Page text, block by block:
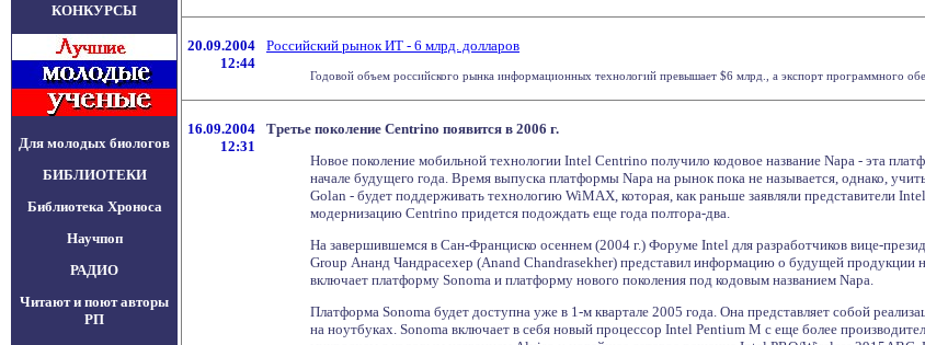
КОНКУРСЫ
Для молодых биологов
БИБЛИОТЕКИ
Библиотека Хроноса
Научпоп
РАДИО
Читают и поют авторы
РП
20.09.2004
12:44
Российский рынок ИТ - 6 млрд. долларов
Годовой объем российского рынка информационных технологий превышает $6 млрд., а экспорт программного
16.09.2004
12:31
Третье поколение Centrino появится в 2006 г.
Новое поколение мобильной технологии Intel Centrino получило кодовое название Napa - эта
начале будущего года. Время выпуска платформы Napa на рынок пока не называется, однако,
Golan - будет поддерживать технологию WiMAX, которая, как раньше заявляли представители
модернизацию Centrino придется подождать еще года полтора-два.
На завершившемся в Сан-Франциско осеннем (2004 г.) Форуме Intel для разработчиков вице-
Group Ананд Чандрасехер (Anand Chandrasekher) представил информацию о будущей продукции
включает платформу Sonoma и платформу нового поколения под кодовым названием Napa.
Платформа Sonoma будет доступна уже в 1-м квартале 2005 года. Она представляет собой
на ноутбуках. Sonoma включает в себя новый процессор Intel Pentium M с еще более